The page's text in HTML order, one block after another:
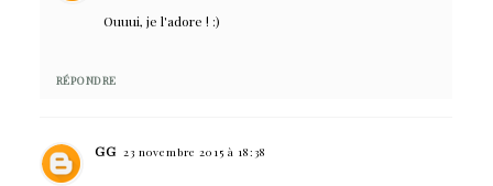
Ouuui, je l'adore ! :)
RÉPONDRE
GG 23 novembre 2015 à 18:38